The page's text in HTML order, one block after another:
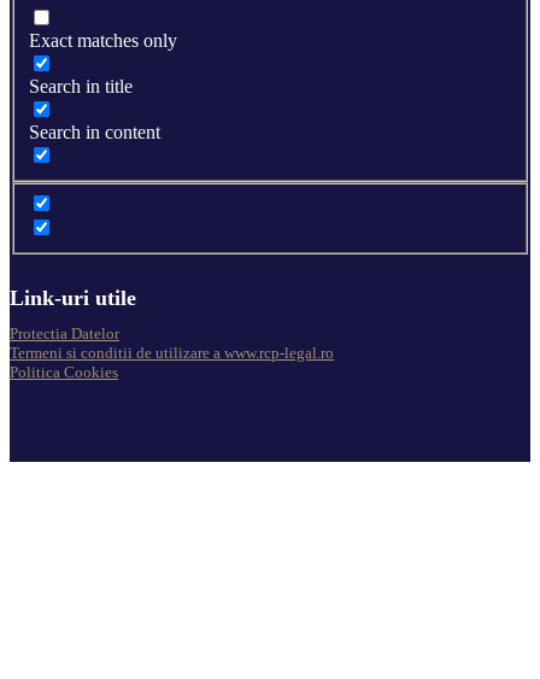
Exact matches only
Search in title
Search in content
Link-uri utile
Protectia Datelor
Termeni si conditii de utilizare a www.rcp-legal.ro
Politica Cookies